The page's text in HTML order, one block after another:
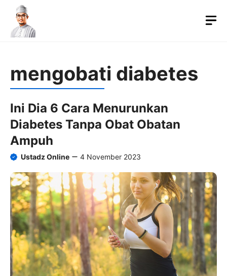
Langsung
mengobati diabetes
Ini Dia 6 Cara Menurunkan
Diabetes Tanpa Obat Obatan
Ampuh
Ustadz Online 4 November 2023